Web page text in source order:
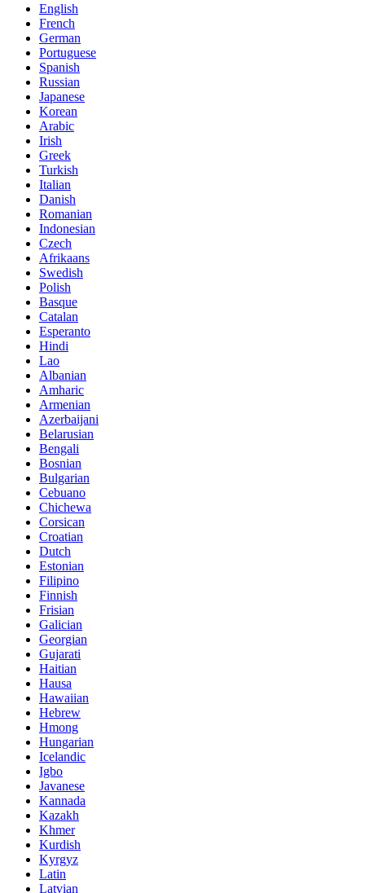
English
French
German
Portuguese
Spanish
Russian
Japanese
Korean
Arabic
Irish
Greek
Turkish
Italian
Danish
Romanian
Indonesian
Czech
Afrikaans
Swedish
Polish
Basque
Catalan
Esperanto
Hindi
Lao
Albanian
Amharic
Armenian
Azerbaijani
Belarusian
Bengali
Bosnian
Bulgarian
Cebuano
Chichewa
Corsican
Croatian
Dutch
Estonian
Filipino
Finnish
Frisian
Galician
Georgian
Gujarati
Haitian
Hausa
Hawaiian
Hebrew
Hmong
Hungarian
Icelandic
Igbo
Javanese
Kannada
Kazakh
Khmer
Kurdish
Kyrgyz
Latin
Latvian